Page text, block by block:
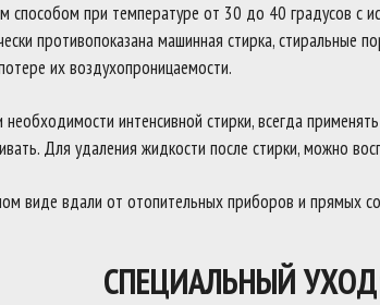
способом при температуре от 30 до 40 градусов с
противопоказана машинная стирка,
их воздухопроницаемости.
необходимости интенсивной стирки, всегда
Для удаления жидкости после стирки, можно
виде вдали от отопительных приборов и прямых
СПЕЦИАЛЬНЫЙ